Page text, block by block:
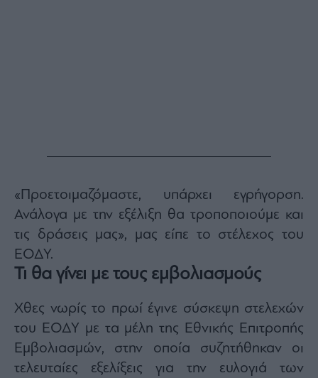
«Προετοιμαζόμαστε, υπάρχει εγρήγορση.
Ανάλογα με την εξέλιξη θα τροποποιούμε και
τις δράσεις μας», μας είπε το στέλεχος του
ΕΟΔΥ.
Τι θα γίνει με τους εμβολιασμούς
Χθες νωρίς το πρωί έγινε σύσκεψη στελεχών
του ΕΟΔΥ με τα μέλη της Εθνικής Επιτροπής
Εμβολιασμών, στην οποία συζητήθηκαν οι
τελευταίες εξελίξεις για την ευλογιά των